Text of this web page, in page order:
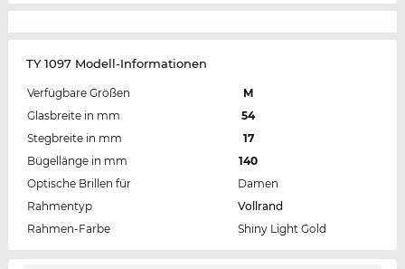
TY 1097 Modell-Informationen
Verfügbare Größen
M
Glasbreite in mm
54
Stegbreite in mm
17
Bügellänge in mm
140
Optische Brillen für
Damen
Rahmentyp
Vollrand
Rahmen-Farbe
Shiny Light Gold